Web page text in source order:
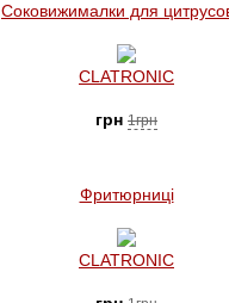
Соковижималки для
CLATRONIC
грн 1грн
Фритюрниці
CLATRONIC